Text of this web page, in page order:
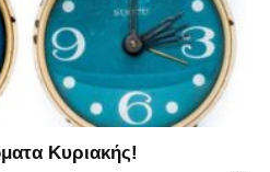
Κυριακής!